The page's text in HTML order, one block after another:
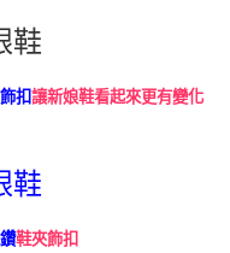
扣讓新娘鞋看起來更有變化
鞋夾飾扣